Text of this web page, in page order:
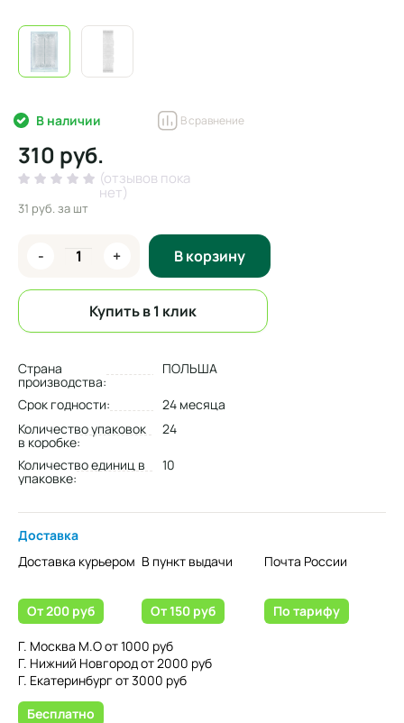
В наличии
310 руб.
В сравнение
(отзывов пока
нет)
31 руб.за шт
- + В корзину
Купить в 1 клик
Страна
производства:
ПОЛЬША
Срок годности:
24 месяца
Количество упаковок
в коробке:
24
Количество единиц в
упаковке:
10
Доставка
Доставка курьером
От 200 руб
Г. Москва М.О от 1000 руб
Г. Нижний Новгород от 2000 руб
Г. Екатеринбург от 3000 руб
Бесплатно
В пункт выдачи
От 150 руб
Почта России
По тарифу